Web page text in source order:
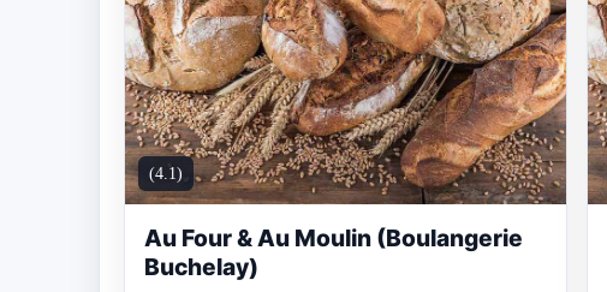
(4.1)
Au Four & Au Moulin (Boulangerie
Buchelay)